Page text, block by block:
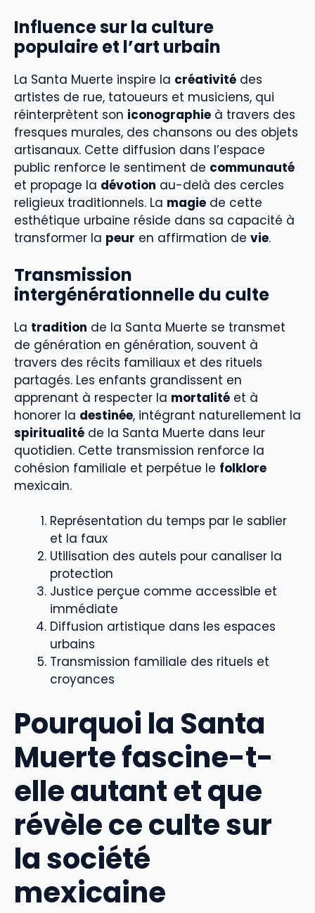
Influence sur la culture
populaire et l’art urbain
La Santa Muerte inspire la créativité des
artistes de rue, tatoueurs et musiciens, qui
réinterprètent son iconographie à travers des
fresques murales, des chansons ou des objets
artisanaux. Cette diffusion dans l’espace
public renforce le sentiment de communauté
et propage la dévotion au-delà des cercles
religieux traditionnels. La magie de cette
esthétique urbaine réside dans sa capacité à
transformer la peur en affirmation de vie.
Transmission
intergénérationnelle du culte
La tradition de la Santa Muerte se transmet
de génération en génération, souvent à
travers des récits familiaux et des rituels
partagés. Les enfants grandissent en
apprenant à respecter la mortalité et à
honorer la destinée, intégrant naturellement la
spiritualité de la Santa Muerte dans leur
quotidien. Cette transmission renforce la
cohésion familiale et perpétue le folklore
mexicain.
Représentation du temps par le sablier
et la faux
Utilisation des autels pour canaliser la
protection
Justice perçue comme accessible et
immédiate
Diffusion artistique dans les espaces
urbains
Transmission familiale des rituels et
croyances
Pourquoi la Santa
Muerte fascine-t-
elle autant et que
révèle ce culte sur
la société
mexicaine